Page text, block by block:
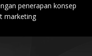
penerapan konsep
marketing